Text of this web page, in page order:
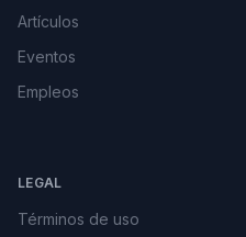
Artículos
Eventos
Empleos
LEGAL
Términos de uso